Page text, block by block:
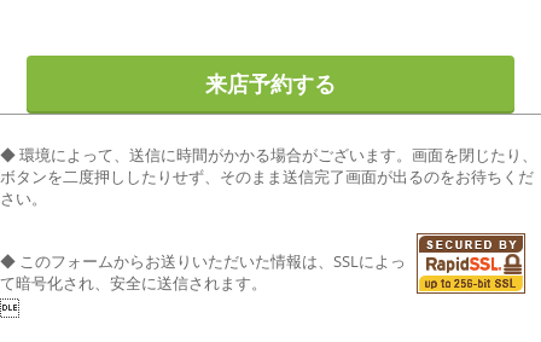
◆ 環境によって、送信に時間がかかる場合がございます。 画面を閉じたり、
ボタンを二度押ししたりせず、そのまま送信完了画面が出るのをお待ちくだ
さい。
◆ このフォームからお送りいただいた情報は、SSLによっ
て暗号化され、安全に送信されます。
